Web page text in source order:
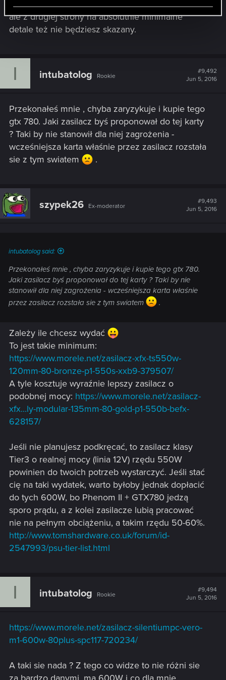
nie być? W ultra to sobie na pewno nie pograsz,
ale z drugiej strony na absolutnie minimalne
detale też nie będziesz skazany.
I intubatolog Rookie
#9,492
Jun 5, 2016
Przekonałeś mnie , chyba zaryzykuje i kupie tego
gtx 780. Jaki zasilacz byś proponował do tej karty
? Taki by nie stanowił dla niej zagrożenia -
wcześniejsza karta właśnie przez zasilacz rozstała
sie z tym swiatem
.
szypek26 Ex-moderator
#9,493
Jun 5, 2016
intubatolog said:
Przekonałeś mnie , chyba zaryzykuje i kupie tego gtx 780.
Jaki zasilacz byś proponował do tej karty ? Taki by nie
stanowił dla niej zagrożenia - wcześniejsza karta właśnie
przez zasilacz rozstała sie z tym swiatem
.
Zależy ile chcesz wydać
To jest takie minimum:
https://www.morele.net/zasilacz-xfx-ts550w-
120mm-80-bronze-p1-550s-xxb9-379507/
A tyle kosztuje wyraźnie lepszy zasilacz o
podobnej mocy: https://www.morele.net/zasilacz-
xfx...ly-modular-135mm-80-gold-p1-550b-befx-
628157/
Jeśli nie planujesz podkręcać, to zasilacz klasy
Tier3 o realnej mocy (linia 12V) rzędu 550W
powinien do twoich potrzeb wystarczyć. Jeśli stać
cię na taki wydatek, warto byłoby jednak dopłacić
do tych 600W, bo Phenom II + GTX780 jedzą
sporo prądu, a z kolei zasilacze lubią pracować
nie na pełnym obciążeniu, a takim rzędu 50-60%.
http://www.tomshardware.co.uk/forum/id-
2547993/psu-tier-list.html
I intubatolog Rookie
#9,494
Jun 5, 2016
https://www.morele.net/zasilacz-silentiumpc-vero-
m1-600w-80plus-spc117-720234/
A taki sie nada ? Z tego co widze to nie różni sie